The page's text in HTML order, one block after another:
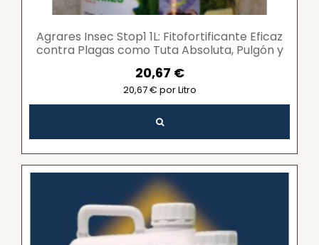
Agrares Insec Stop1 1L: Fitofortificante Eficaz
contra Plagas como Tuta Absoluta, Pulgón y
Araña...
20,67 €
20,67 € por Litro